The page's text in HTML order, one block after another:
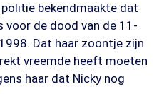
bekendmaakte dat
voor de dood van de 11-
Dat haar zoontje zijn
vreemde heeft moeten
haar dat Nicky nog